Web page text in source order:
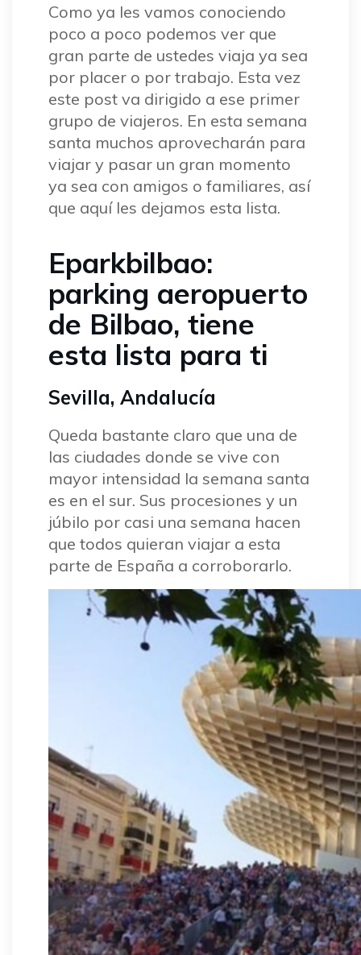
Como ya les vamos conociendo
poco a poco podemos ver que
gran parte de ustedes viaja ya sea
por placer o por trabajo. Esta vez
este post va dirigido a ese primer
grupo de viajeros. En esta semana
santa muchos aprovecharán para
viajar y pasar un gran momento
ya sea con amigos o familiares, así
que aquí les dejamos esta lista.
Eparkbilbao:
parking aeropuerto
de Bilbao, tiene
esta lista para ti
Sevilla, Andalucía
Queda bastante claro que una de
las ciudades donde se vive con
mayor intensidad la semana santa
es en el sur. Sus procesiones y un
júbilo por casi una semana hacen
que todos quieran viajar a esta
parte de España a corroborarlo.